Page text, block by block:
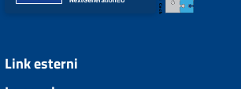
Link esterni